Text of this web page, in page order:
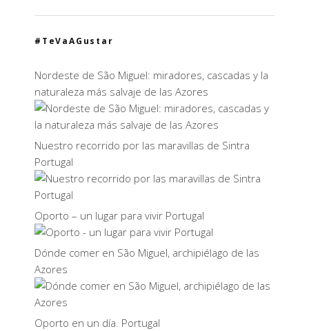
#TeVaAGustar
Nordeste de São Miguel: miradores, cascadas y la
naturaleza más salvaje de las Azores
Nuestro recorrido por las maravillas de Sintra
Portugal
Oporto – un lugar para vivir Portugal
Dónde comer en São Miguel, archipiélago de las
Azores
Oporto en un día. Portugal